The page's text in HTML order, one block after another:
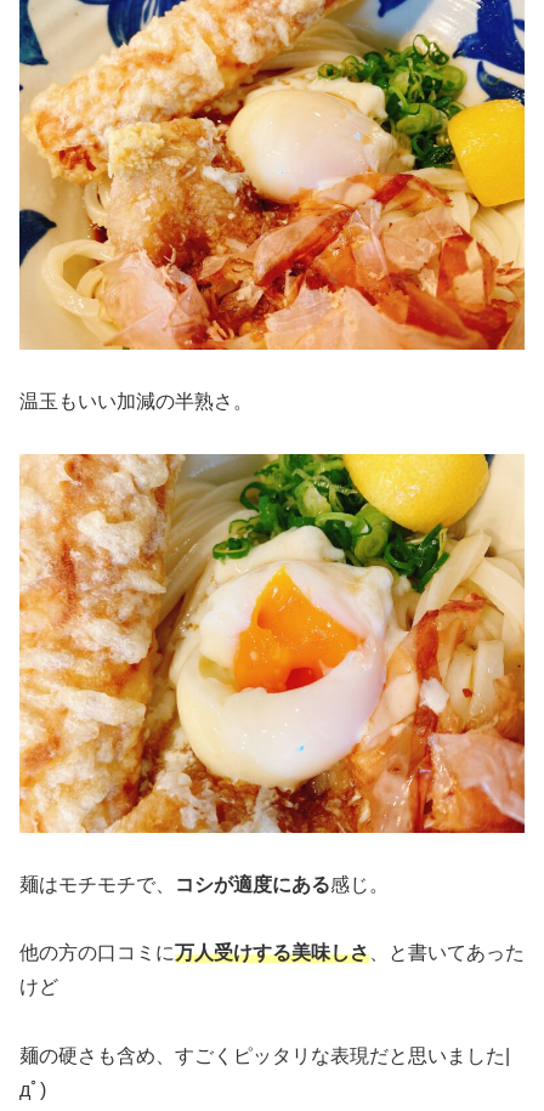
温玉もいい加減の半熟さ。
麺はモチモチで、 コシが適度にある感じ。
他の方の口コミに万人受けする美味しさ、と書いてあった
けど
麺の硬さも含め、すごくピッタリな表現だと思いました|
дﾟ)